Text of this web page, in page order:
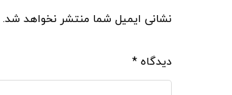
نشانی ایمیل شما منتشر نخواهد شد.
دیدگاه *